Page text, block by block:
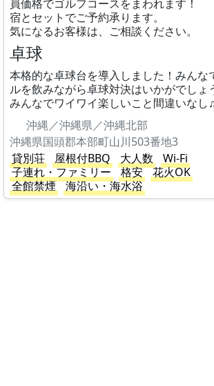
員価格でゴルフコースをまわれます！
宿とセットでご予約承ります。
気になるお客様は、ご相談ください。
卓球
本格的な卓球台を導入しました！みんな
ルを飲みながら卓球対決はいかがでしょ
みんなでワイワイ楽しいこと間違いなし
沖縄／沖縄県／沖縄北部
沖縄県国頭郡本部町山川503番地3
貸別荘
屋根付BBQ 大人数
Wi-Fi
子連れ・ファミリー
格安
花火OK
全館禁煙
海沿い・海水浴